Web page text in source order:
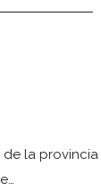
de la provincia